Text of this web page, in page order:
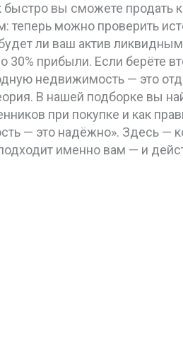
вы сможете продать
теперь можно проверить
ли ваш актив
30% прибыли. Если берёте
недвижимость — это
В нашей подборке вы
при покупке и как
— это надёжно». Здесь —
именно вам — и